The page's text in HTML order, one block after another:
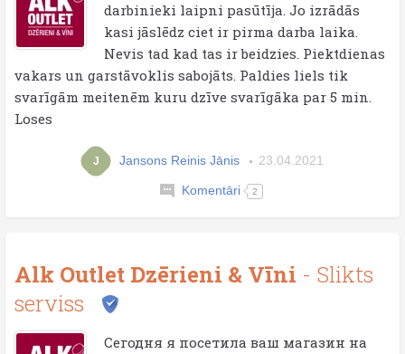
darbinieki laipni pasūtīja. Jo izrādās
kasi jāslēdz ciet ir pirma darba laika.
Nevis tad kad tas ir beidzies. Piektdienas
vakars un garstāvoklis sabojāts. Paldies liels tik
svarīgām meitenēm kuru dzīve svarīgāka par 5 min.
Loses
J Jansons Reinis Jānis 23.04.2021
Komentāri 2
Alk Outlet Dzērieni & Vīni - Slikts
serviss
Сегодня я посетила ваш магазин на